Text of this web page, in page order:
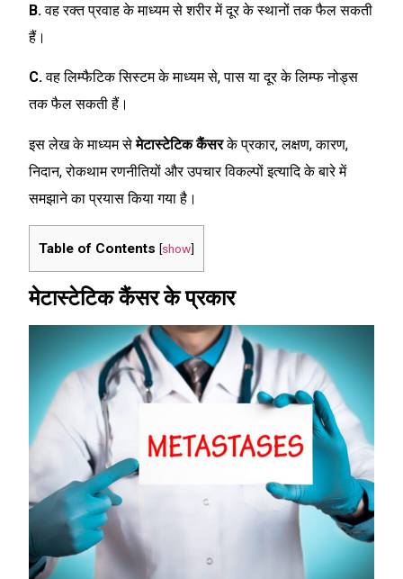
B.वह रक्त प्रवाह के माध्यम से शरीर में दूर के स्थानों तक फैल सकती
हैं।
C.वह लिम्फैटिक सिस्टम के माध्यम से, पास या दूर के लिम्फ नोड्स
तक फैल सकती हैं।
इस लेख के माध्यम सेमेटास्टेटिक कैंसरके प्रकार, लक्षण, कारण,
निदान, रोकथाम रणनीतियों और उपचार विकल्पों इत्यादि के बारे में
समझाने का प्रयास किया गया है।
Table of Contents [show]
मेटास्टेटिक कैंसर के प्रकार